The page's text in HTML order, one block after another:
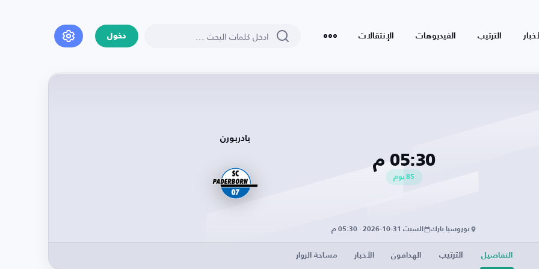
الترتيب الفيديوهات الإنتقالات دخول
05:30 م
85 يوم
بادربورن
بوروسيا بارك السبت 31-10-2026 · 05:30 م
التفاصيل الترتيب الهدافون الأخبار مساحة الزوار